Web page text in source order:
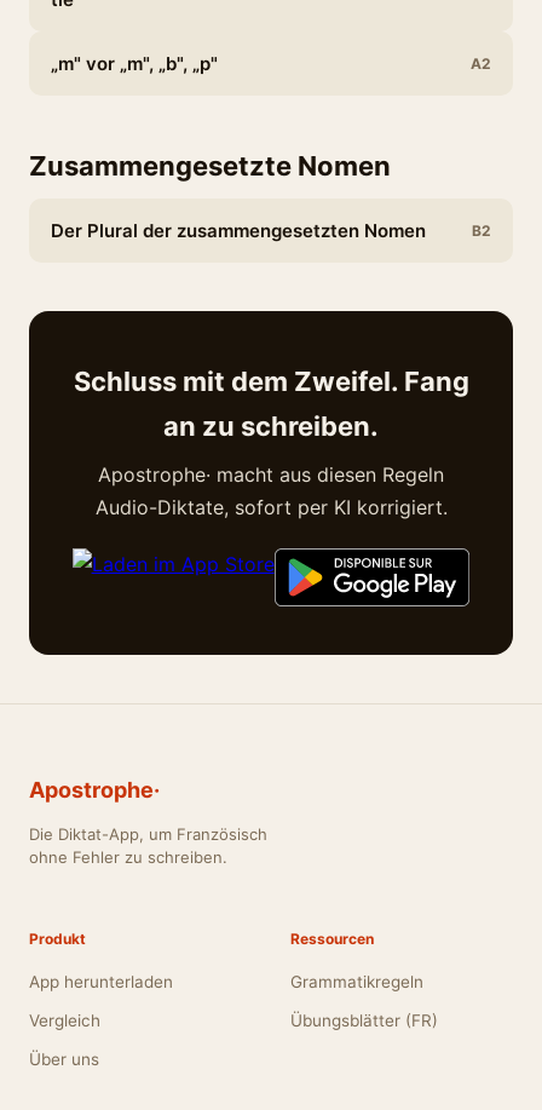
„m" vor „m", „b", „p" A2
Zusammengesetzte Nomen
Der Plural der zusammengesetzten Nomen B2
Schluss mit dem Zweifel. Fang
an zu schreiben.
Apostrophe· macht aus diesen Regeln
Audio-Diktate, sofort per KI korrigiert.
Apostrophe·
Die Diktat-App, um Französisch
ohne Fehler zu schreiben.
Produkt
App herunterladen
Vergleich
Über uns
Ressourcen
Grammatikregeln
Übungsblätter (FR)